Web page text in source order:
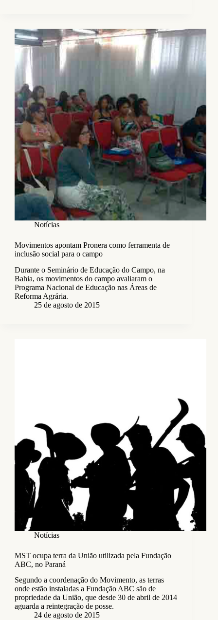
Notícias
Movimentos apontam Pronera como ferramenta de
inclusão social para o campo
Durante o Seminário de Educação do Campo, na
Bahia, os movimentos do campo avaliaram o
Programa Nacional de Educação nas Áreas de
Reforma Agrária.
25 de agosto de 2015
Notícias
MST ocupa terra da União utilizada pela Fundação
ABC, no Paraná
Segundo a coordenação do Movimento, as terras
onde estão instaladas a Fundação ABC são de
propriedade da União, que desde 30 de abril de 2014
aguarda a reintegração de posse.
24 de agosto de 2015